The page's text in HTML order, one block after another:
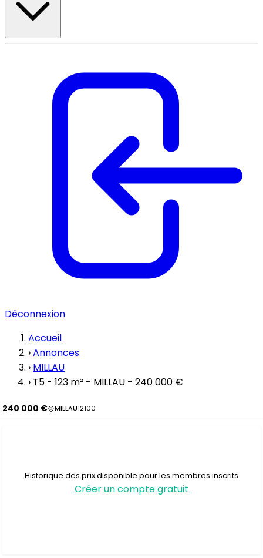
Déconnexion
Accueil
›Annonces
› MILLAU
› T5 - 123 m² - MILLAU - 240 000 €
240 000 € MILLAU12100
Historique des prix disponible pour les membres inscrits
Créer un compte gratuit